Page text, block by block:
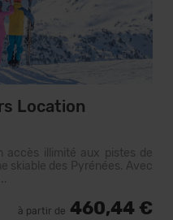
Location
accès illimité aux pistes de
skiable des Pyrénées. Avec
à partir de 460,44 €